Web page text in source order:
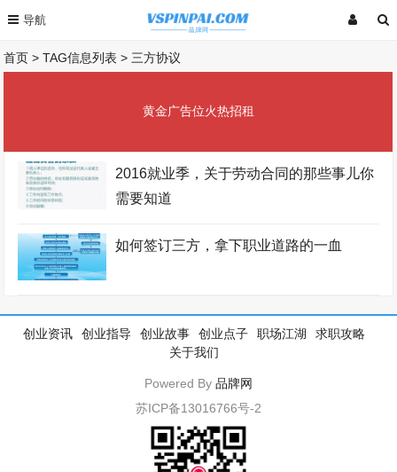
首页 > TAG信息列表 > 三方协议
黄金广告位火热招租
2016就业季，关于劳动合同的那些事儿你
需要知道
如何签订三方，拿下职业道路的一血
创业资讯 创业指导 创业故事 创业点子 职场江湖
求职攻略
关于我们
Powered By 品牌网
苏ICP备13016766号-2